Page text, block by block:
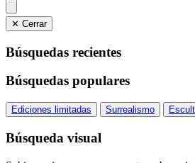
✕ Cerrar
Búsquedas recientes
Búsquedas populares
Ediciones limitadas Surrealismo
Búsqueda visual